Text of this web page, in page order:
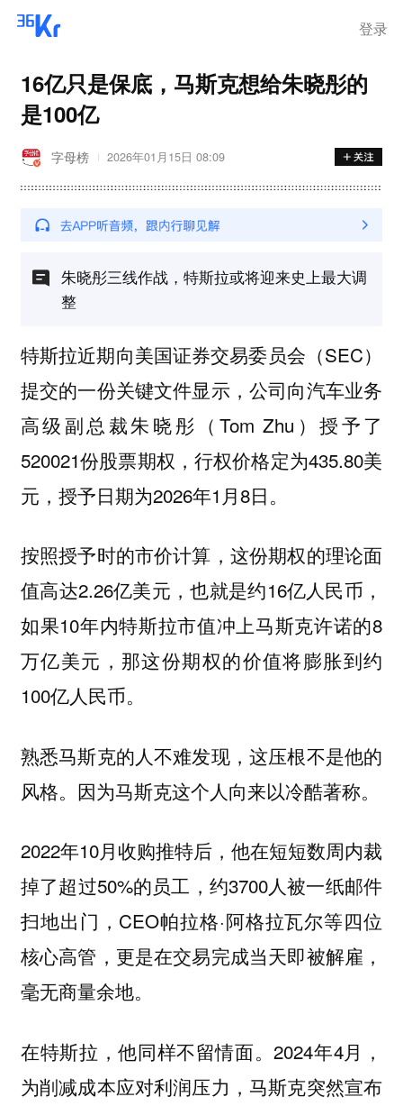
登录
16亿只是保底，马斯克想给朱晓彤的
是100亿
字母榜 2026年01月15日 08:09
朱晓彤三线作战，特斯拉或将迎来史上最大调
整
特斯拉近期向美国证券交易委员会（SEC）
提交的一份关键文件显示，公司向汽车业务
高级副总裁朱晓彤（Tom Zhu）授予了
520021份股票期权，行权价格定为435.80美
元，授予日期为2026年1月8日。
按照授予时的市价计算，这份期权的理论面
值高达2.26亿美元，也就是约16亿人民币，
如果10年内特斯拉市值冲上马斯克许诺的8
万亿美元，那这份期权的价值将膨胀到约
100亿人民币。
熟悉马斯克的人不难发现，这压根不是他的
风格。因为马斯克这个人向来以冷酷著称。
2022年10月收购推特后，他在短短数周内裁
掉了超过50%的员工，约3700人被一纸邮件
扫地出门，CEO帕拉格·阿格拉瓦尔等四位
核心高管，更是在交易完成当天即被解雇，
毫无商量余地。
在特斯拉，他同样不留情面。2024年4月，
为削减成本应对利润压力，马斯克突然宣布